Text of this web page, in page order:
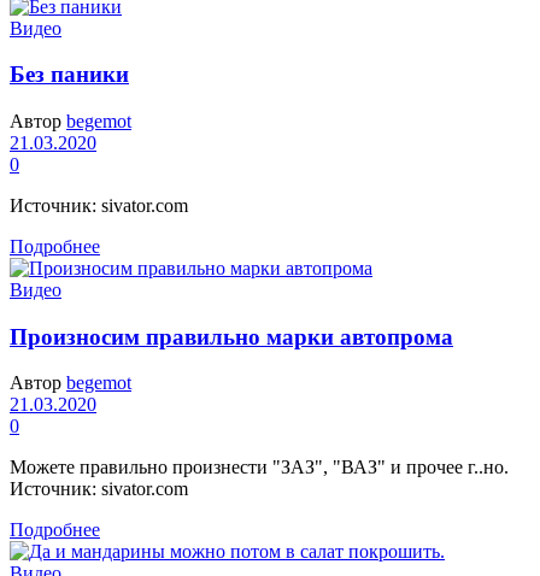
Видео
Без паники
Автор begemot
21.03.2020
0
Источник: sivator.com
Подробнее
Видео
Произносим правильно марки автопрома
Автор begemot
21.03.2020
0
Можете правильно произнести "ЗАЗ", "ВАЗ" и прочее г..но.
Источник: sivator.com
Подробнее